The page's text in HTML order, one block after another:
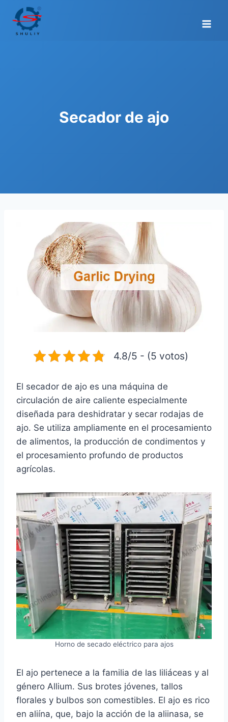
Saltar
contenido
Secador de ajo
4.8/5 - (5 votos)
El secador de ajo es una máquina de
circulación de aire caliente especialmente
diseñada para deshidratar y secar rodajas de
ajo. Se utiliza ampliamente en el procesamiento
de alimentos, la producción de condimentos y
el procesamiento profundo de productos
agrícolas.
Horno de secado eléctrico para ajos
El ajo pertenece a la familia de las liliáceas y al
género Allium. Sus brotes jóvenes, tallos
florales y bulbos son comestibles. El ajo es rico
en aliína, que, bajo la acción de la aliinasa, se